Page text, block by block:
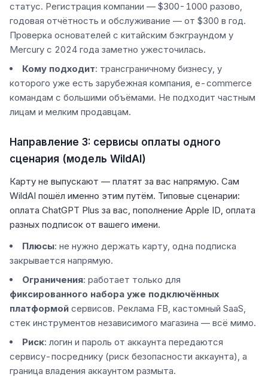
статус. Регистрация компании — $300-1000 разово,
годовая отчётность и обслуживание — от $300 в год.
Проверка основателей с китайским бэкграундом у
Mercury с 2024 года заметно ужесточилась.
Кому подходит: трансграничному бизнесу, у
которого уже есть зарубежная компания, e-commerce
командам с большими объёмами. Не подходит частным
лицам и мелким продавцам.
Направление 3: сервисы оплаты одного
сценария (модель WildAI)
Карту не выпускают — платят за вас напрямую. Сам
WildAI пошёл именно этим путём. Типовые сценарии:
оплата ChatGPT Plus за вас, пополнение Apple ID, оплата
разных подписок от вашего имени.
Плюсы: не нужно держать карту, одна подписка
закрывается напрямую.
Ограничения: работает только для
фиксированного набора уже подключённых
платформой сервисов. Реклама FB, кастомный SaaS,
стек инструментов независимого магазина — всё мимо.
Риск: логин и пароль от аккаунта передаются
сервису-посреднику (риск безопасности аккаунта), а
граница владения аккаунтом размыта.